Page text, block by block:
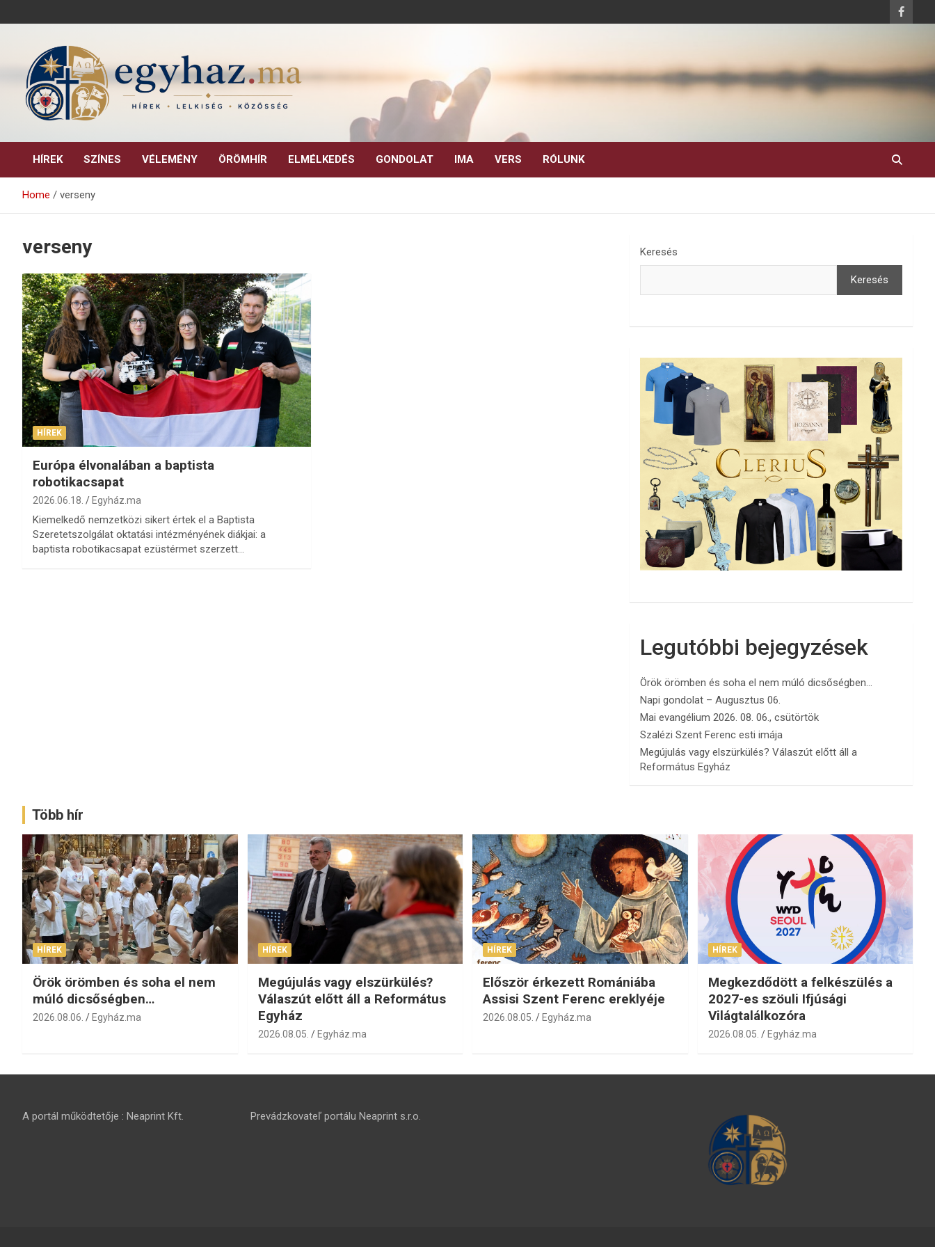
to
egyhaz.ma
HÍREK SZÍNES VÉLEMÉNY ÖRÖMHÍR ELMÉLKEDÉS GONDOLAT IMA VERS RÓLUNK
Home verseny
verseny
HÍREK
Európa élvonalában a baptista
robotikacsapat
2026.06.18. Egyház.ma
Kiemelkedő nemzetközi sikert értek el a Baptista
Szeretetszolgálat oktatási intézményének diákjai: a
baptista robotikacsapat ezüstérmet szerzett…
Keresés
Keresés
Legutóbbi bejegyzések
Örök örömben és soha el nem múló dicsőségben…
Napi gondolat – Augusztus 06.
Mai evangélium 2026. 08. 06., csütörtök
Szalézi Szent Ferenc esti imája
Megújulás vagy elszürkülés? Válaszút előtt áll a
Református Egyház
Több hír
HÍREK
Örök örömben és soha el nem
múló dicsőségben…
2026.08.06. Egyház.ma
HÍREK
Megújulás vagy elszürkülés?
Válaszút előtt áll a Református
Egyház
2026.08.05. Egyház.ma
HÍREK
Először érkezett Romániába
Assisi Szent Ferenc ereklyéje
2026.08.05. Egyház.ma
HÍREK
Megkezdődött a felkészülés a
2027-es szöuli Ifjúsági
Világtalálkozóra
2026.08.05. Egyház.ma
A portál működtetője : Neaprint Kft. Prevádzkovateľ portálu Neaprint s.r.o.